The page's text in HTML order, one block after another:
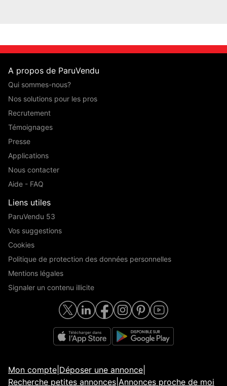
A propos de ParuVendu
Qui sommes-nous?
Nos solutions pour les pros
Recrutement
Témoignages
Presse
Applications
Nous contacter
Aide - FAQ
Liens utiles
ParuVendu 53
Vos suggestions
Cookies
Politique de protection des données personnelles
Mentions légales
Signaler un contenu illicite
Mon compte Déposer une annonce
Recherche petites annonces Annonces proche de moi